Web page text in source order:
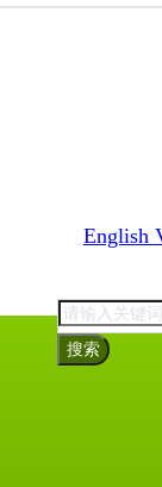
English
搜索